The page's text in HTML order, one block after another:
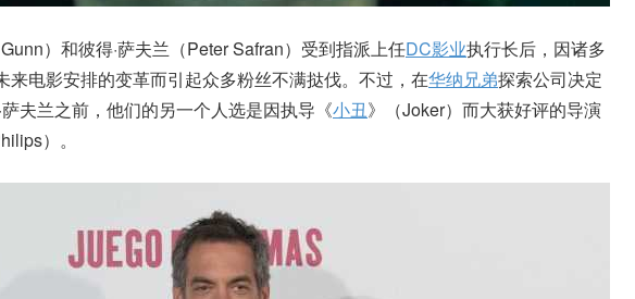
Gunn）和彼得·萨夫兰（Peter Safran）受到指派上任DC影业执行长后，因诸多
来电影安排的变革而引起众多粉丝不满挞伐。不过，在华纳兄弟探索公司决定
夫兰之前，他们的另一个人选是因执导《小丑》（Joker）而大获好评的导演
）。